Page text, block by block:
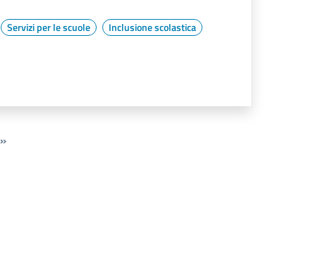
Servizi per le scuole Inclusione scolastica
»